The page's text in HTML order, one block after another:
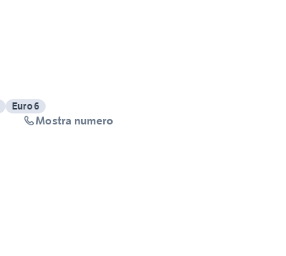
Euro 6
Mostra numero